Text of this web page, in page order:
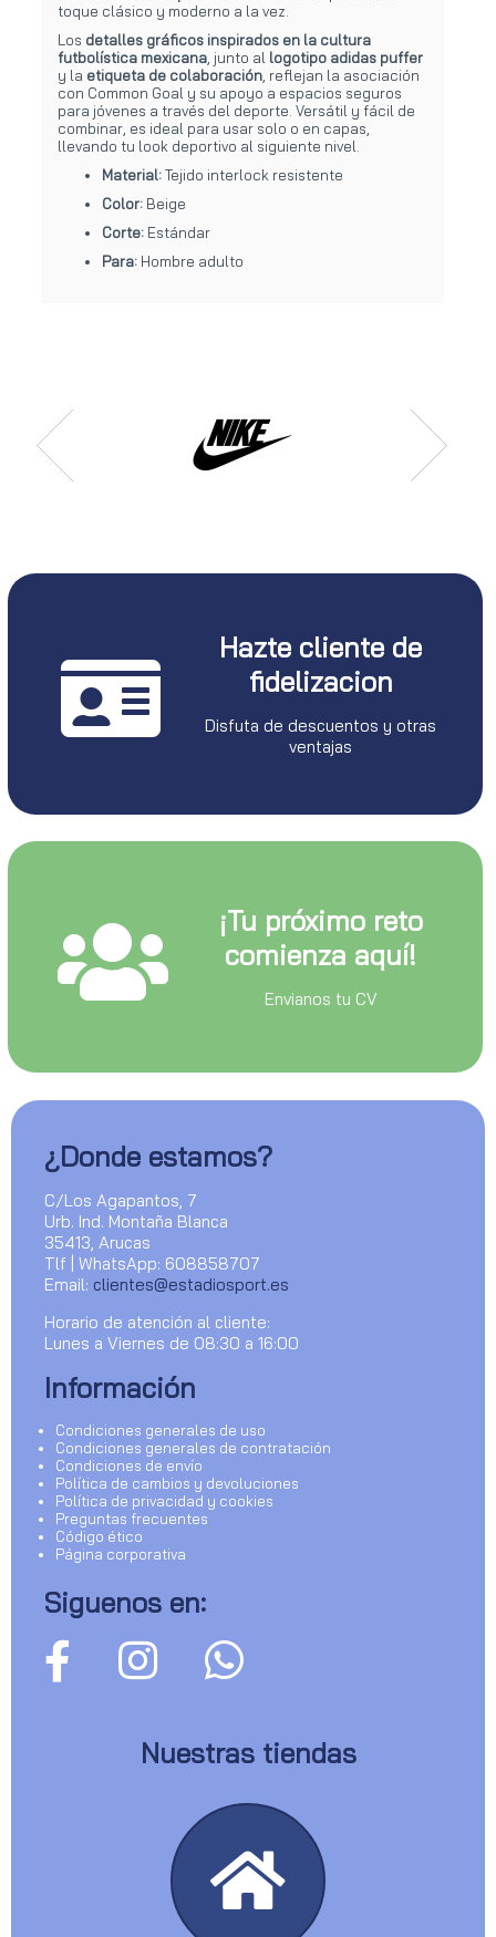
toque clásico y moderno a la vez.
Los detalles gráficos inspirados en la cultura
futbolística mexicana , junto al logotipo adidas puffer
y la etiqueta de colaboración , reflejan la asociación
con Common Goal y su apoyo a espacios seguros
para jóvenes a través del deporte. Versátil y fácil de
combinar, es ideal para usar solo o en capas,
llevando tu look deportivo al siguiente nivel.
Material:Tejido interlock resistente
Color: Beige
Corte: Estándar
Para: Hombre adulto
Hazte cliente de
fidelizacion
Disfuta de descuentos y otras
ventajas
¡Tu próximo reto
comienza aquí!
Envianos tu CV
¿Donde estamos?
C/Los Agapantos, 7
Urb. Ind. Montaña Blanca
35413, Arucas
Tlf | WhatsApp: 608858707
Email: clientes@estadiosport.es
Horario de atención al cliente:
Lunes a Viernes de 08:30 a 16:00
Información
Condiciones generales de uso
Condiciones generales de contratación
Condiciones de envío
Política de cambios y devoluciones
Política de privacidad y cookies
Preguntas frecuentes
Código ético
Página corporativa
Siguenos en:
Nuestras tiendas